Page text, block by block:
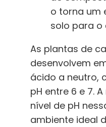
o torna um
solo para o
As plantas de
desenvolvem
ácido a neutro,
pH entre 6 e 7.
nível de pH
ambiente ideal